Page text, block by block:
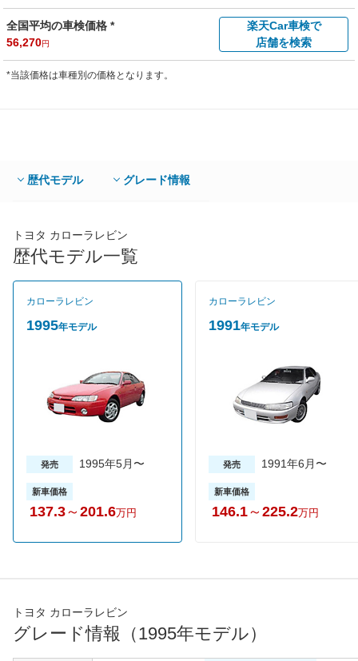
全国平均の車検価格 *
56,270円
楽天Car車検で
店舗を検索
*当該価格は車種別の価格となります。
歴代モデル グレード情報
トヨタ カローラレビン
歴代モデル一覧
カローラレビン
1995年モデル
発売 1995年5月〜
新車価格
137.3～ 201.6万円
カローラレビン
1991年モデル
発売 1991年6月〜
新車価格
146.1～ 225.2万円
トヨタ カローラレビン
グレード情報（1995年モデル）